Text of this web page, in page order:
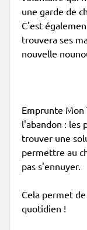
une garde de
C'est
trouvera ses
nouvelle
Emprunte
l'abandon : les
trouver une
permettre au
pas s'ennuyer.
Cela permet
quotidien !